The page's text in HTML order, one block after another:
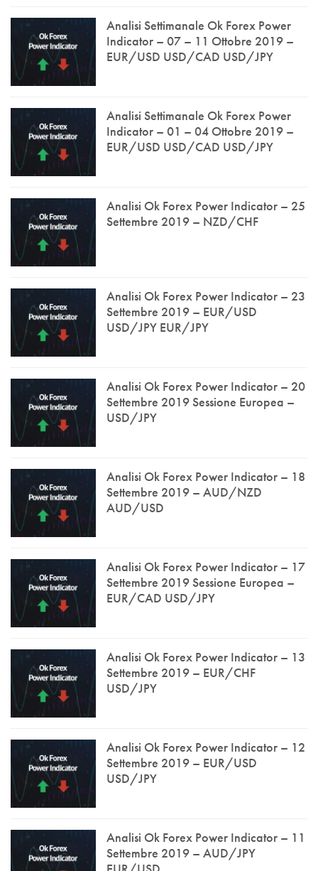
Analisi Settimanale Ok Forex Power
Indicator – 07 – 11 Ottobre 2019 –
EUR/USD USD/CAD USD/JPY
Analisi Settimanale Ok Forex Power
Indicator – 01 – 04 Ottobre 2019 –
EUR/USD USD/CAD USD/JPY
Analisi Ok Forex Power Indicator – 25
Settembre 2019 – NZD/CHF
Analisi Ok Forex Power Indicator – 23
Settembre 2019 – EUR/USD
USD/JPY EUR/JPY
Analisi Ok Forex Power Indicator – 20
Settembre 2019 Sessione Europea –
USD/JPY
Analisi Ok Forex Power Indicator – 18
Settembre 2019 – AUD/NZD
AUD/USD
Analisi Ok Forex Power Indicator – 17
Settembre 2019 Sessione Europea –
EUR/CAD USD/JPY
Analisi Ok Forex Power Indicator – 13
Settembre 2019 – EUR/CHF
USD/JPY
Analisi Ok Forex Power Indicator – 12
Settembre 2019 – EUR/USD
USD/JPY
Analisi Ok Forex Power Indicator – 11
Settembre 2019 – AUD/JPY